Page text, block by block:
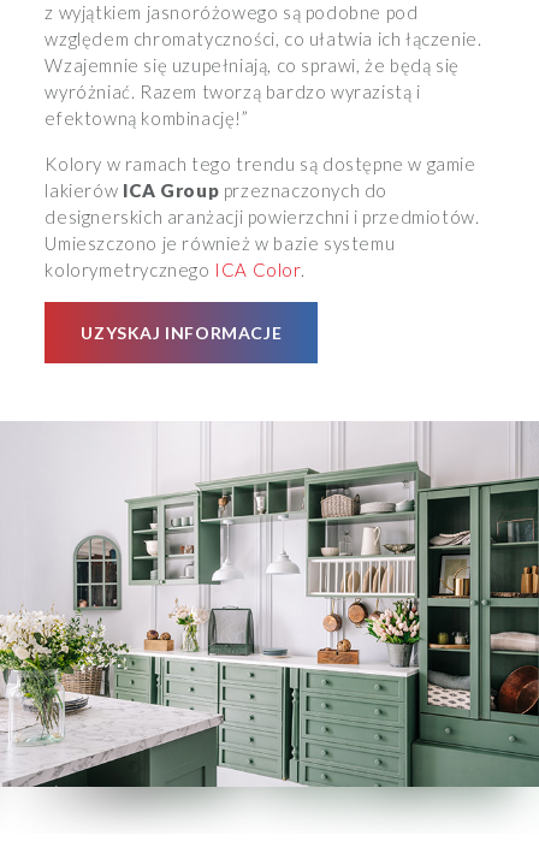
z wyjątkiem jasnoróżowego są podobne pod
względem chromatyczności, co ułatwia ich łączenie.
Wzajemnie się uzupełniają, co sprawi, że będą się
wyróżniać. Razem tworzą bardzo wyrazistą i
efektowną kombinację!”
Kolory w ramach tego trendu są dostępne w gamie
lakierów ICA Group przeznaczonych do
designerskich aranżacji powierzchni i przedmiotów.
Umieszczono je również w bazie systemu
kolorymetrycznego ICA Color.
UZYSKAJ INFORMACJE